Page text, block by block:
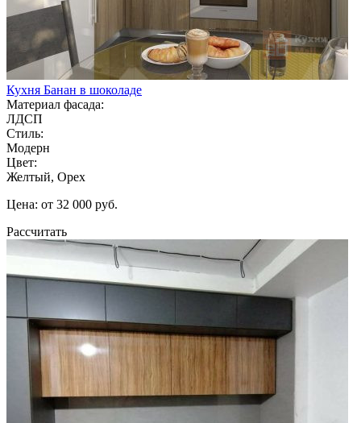
Кухня Банан в шоколаде
Материал фасада:
ЛДСП
Стиль:
Модерн
Цвет:
Желтый, Орех
Цена: от 32 000 руб.
Рассчитать